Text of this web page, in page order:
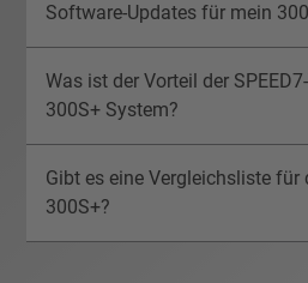
Software-Updates für mein
Was ist der Vorteil der
300S+ System?
Gibt es eine Vergleichsliste für
300S+?